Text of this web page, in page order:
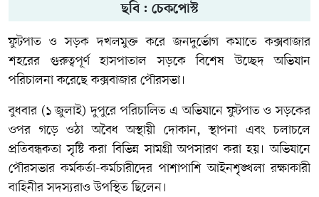
ছবি : চেকপোস্ট
ফুটপাত ও সড়ক দখলমুক্ত করে জনদুর্ভোগ কমাতে কক্সবাজার
শহরের গুরুত্বপূর্ণ হাসপাতাল সড়কে বিশেষ উচ্ছেদ অভিযান
পরিচালনা করেছে কক্সবাজার পৌরসভা।
বুধবার (১ জুলাই) দুপুরে পরিচালিত এ অভিযানে ফুটপাত ও সড়কের
ওপর গড়ে ওঠা অবৈধ অস্থায়ী দোকান, স্থাপনা এবং চলাচলে
প্রতিবন্ধকতা সৃষ্টি করা বিভিন্ন সামগ্রী অপসারণ করা হয়। অভিযানে
পৌরসভার কর্মকর্তা-কর্মচারীদের পাশাপাশি আইনশৃঙ্খলা রক্ষাকারী
বাহিনীর সদস্যরাও উপস্থিত ছিলেন।